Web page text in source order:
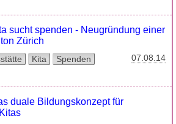
sucht spenden - Neugründung einer
Zürich
Kita Spenden 07.08.14
duale Bildungskonzept für